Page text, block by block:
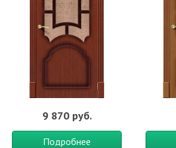
9 870 руб.
Подробнее